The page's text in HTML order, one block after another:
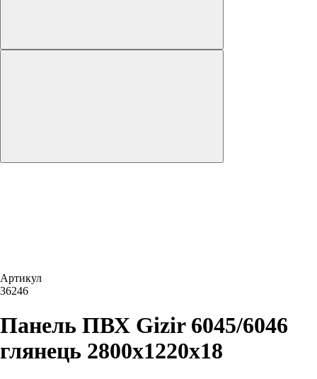
Артикул
36246
Панель ПВХ Gizir 6045/6046
глянець 2800х1220х18